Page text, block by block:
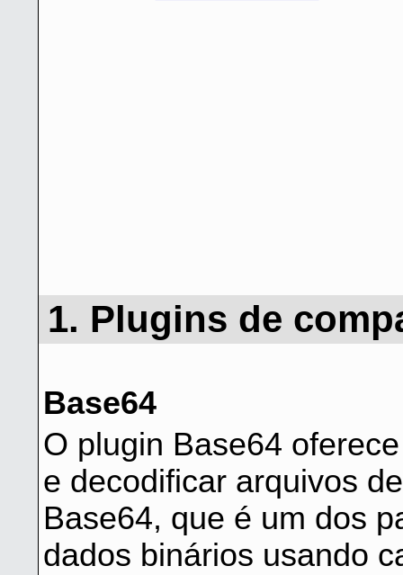
1. Plugins de
Base64
O plugin Base64
e decodificar arquivos
Base64, que é um dos
dados binários usando